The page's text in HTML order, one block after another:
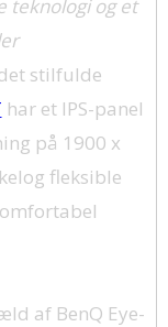
teknologi og et
stilfulde
har et IPS-panel
på 1900 x
fleksible
af BenQ Eye-